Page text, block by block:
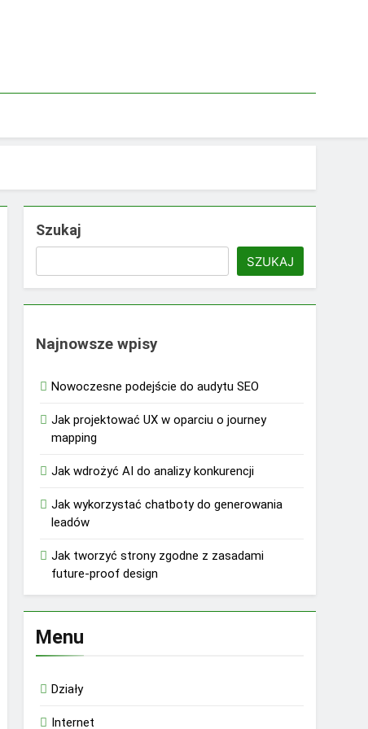
Szukaj
SZUKAJ
Najnowsze wpisy
Nowoczesne podejście do audytu SEO
Jak projektować UX w oparciu o journey
mapping
Jak wdrożyć AI do analizy konkurencji
Jak wykorzystać chatboty do generowania
leadów
Jak tworzyć strony zgodne z zasadami
future-proof design
Menu
Działy
Internet